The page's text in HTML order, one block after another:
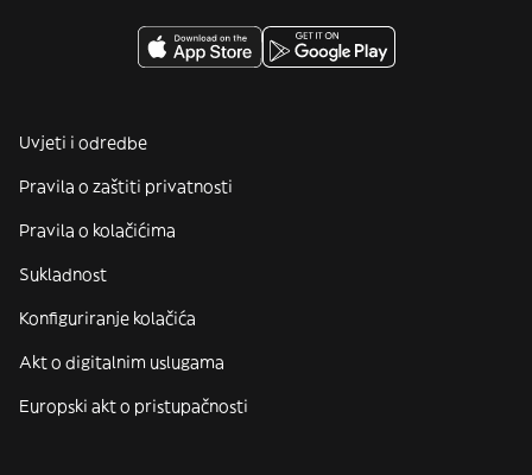
Uvjeti i odredbe
Pravila o zaštiti privatnosti
Pravila o kolačićima
Sukladnost
Konfiguriranje kolačića
Akt o digitalnim uslugama
Europski akt o pristupačnosti